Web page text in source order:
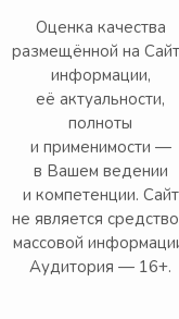
Оценка качества
размещённой на
информации,
её актуальности,
полноты
и применимости —
в Вашем ведении
и компетенции. Сайт
не является
массовой
Аудитория — 16+.